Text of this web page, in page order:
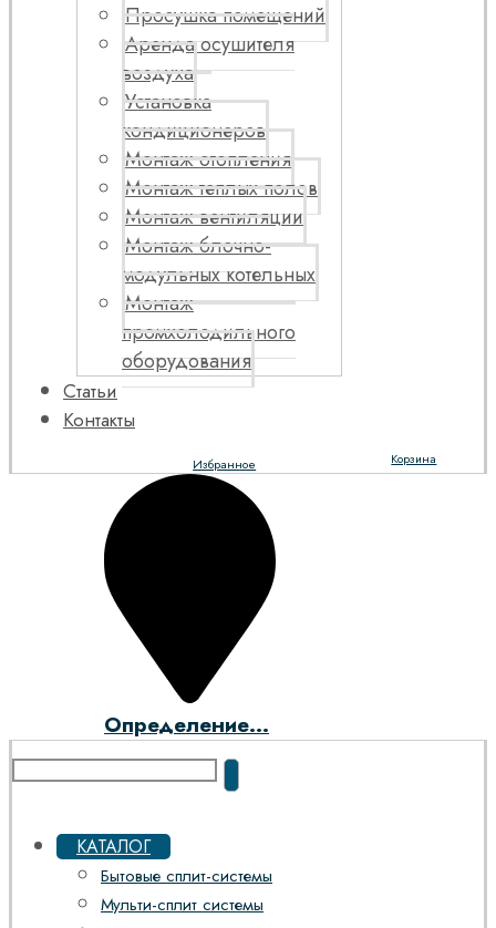
Просушка помещений
Аренда осушителя
воздуха
Установка
кондиционеров
Монтаж отопления
Монтаж теплых полов
Монтаж вентиляции
Монтаж блочно-
модульных котельных
Монтаж
промхолодильного
оборудования
Статьи
Контакты
Корзина
Избранное
Определение...
КАТАЛОГ
Бытовые сплит-системы
Мульти-сплит системы